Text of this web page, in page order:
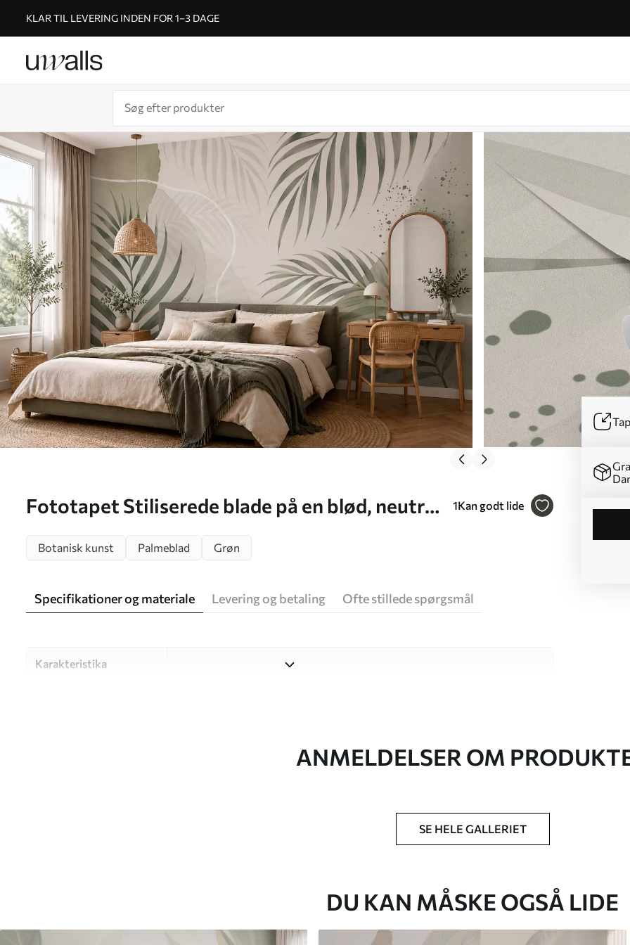
KLAR TIL LEVERING INDEN FOR 1–3 DAGE
Fototapet Stiliserede blade på en blød, neutral
1Kan godt lide
Botanisk kunst Palmeblad Grøn
Specifikationer og materiale Levering og betaling Ofte stillede spørgsmål
Karakteristika
Billedet printes i den størrelse, du har angivet, og skæres i identiske
kan rengøres med vand.
ANMELDELSER OM
SE HELE GALLERIET
DU KAN MÅSKE OGSÅ LIDE